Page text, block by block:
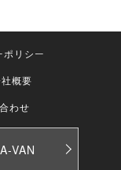
ポリシー
概要
わせ
VAN